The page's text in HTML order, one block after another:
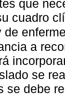
que
cuadro
de
a
se
se debe